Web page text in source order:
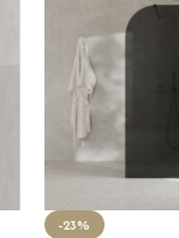
-23%